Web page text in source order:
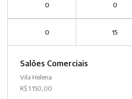
0 0
0 15
Salões Comerciais
Vila Helena
R$ 1.150,00